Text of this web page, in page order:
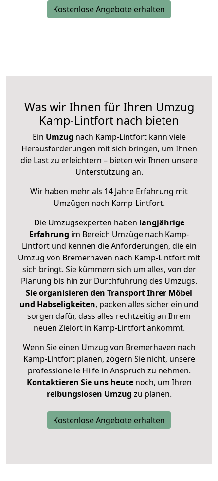
Kostenlose Angebote erhalten
Was wir Ihnen für Ihren Umzug
Kamp-Lintfort nach bieten
Ein Umzug nach Kamp-Lintfort kann viele
Herausforderungen mit sich bringen, um Ihnen
die Last zu erleichtern – bieten wir Ihnen unsere
Unterstützung an.
Wir haben mehr als 14 Jahre Erfahrung mit
Umzügen nach Kamp-Lintfort.
Die Umzugsexperten haben langjährige
Erfahrung im Bereich Umzüge nach Kamp-
Lintfort und kennen die Anforderungen, die ein
Umzug von Bremerhaven nach Kamp-Lintfort mit
sich bringt. Sie kümmern sich um alles, von der
Planung bis hin zur Durchführung des Umzugs.
Sie organisieren den Transport Ihrer Möbel
und Habseligkeiten, packen alles sicher ein und
sorgen dafür, dass alles rechtzeitig an Ihrem
neuen Zielort in Kamp-Lintfort ankommt.
Wenn Sie einen Umzug von Bremerhaven nach
Kamp-Lintfort planen, zögern Sie nicht, unsere
professionelle Hilfe in Anspruch zu nehmen.
Kontaktieren Sie uns heutenoch, um Ihren
reibungslosen Umzug zu planen.
Kostenlose Angebote erhalten